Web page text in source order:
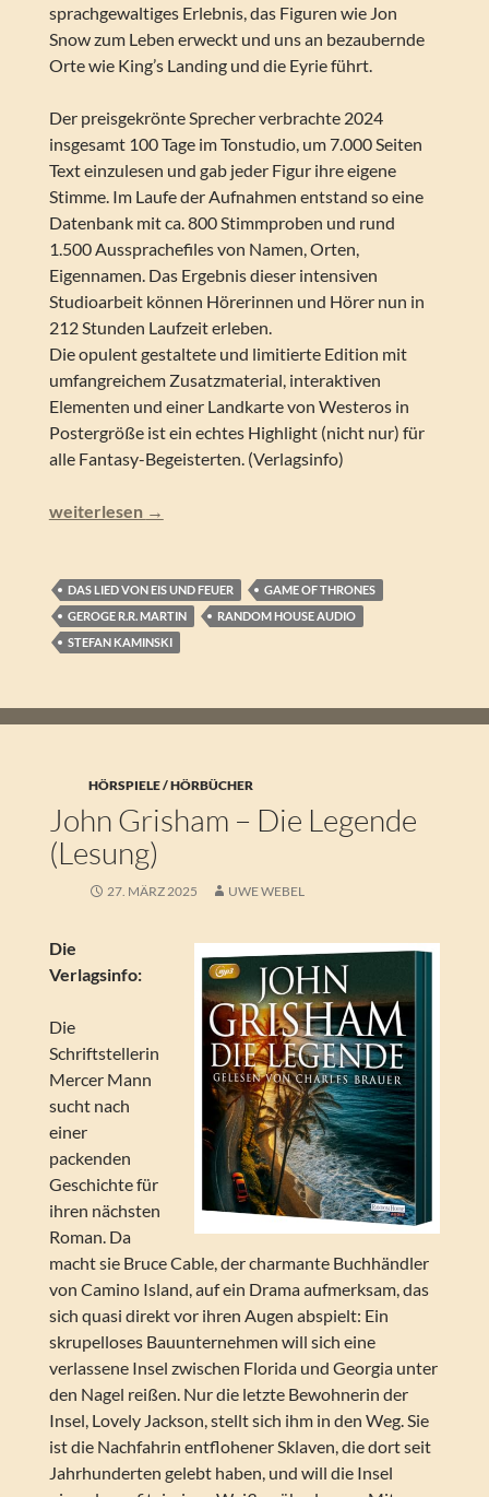
sprachgewaltiges Erlebnis, das Figuren wie Jon
Snow zum Leben erweckt und uns an bezaubernde
Orte wie King’s Landing und die Eyrie führt.
Der preisgekrönte Sprecher verbrachte 2024
insgesamt 100 Tage im Tonstudio, um 7.000 Seiten
Text einzulesen und gab jeder Figur ihre eigene
Stimme. Im Laufe der Aufnahmen entstand so eine
Datenbank mit ca. 800 Stimmproben und rund
1.500 Aussprachefiles von Namen, Orten,
Eigennamen. Das Ergebnis dieser intensiven
Studioarbeit können Hörerinnen und Hörer nun in
212 Stunden Laufzeit erleben.
Die opulent gestaltete und limitierte Edition mit
umfangreichem Zusatzmaterial, interaktiven
Elementen und einer Landkarte von Westeros in
Postergröße ist ein echtes Highlight (nicht nur) für
alle Fantasy-Begeisterten. (Verlagsinfo)
Interview mit Stefan Kaminski zu seinem Hörbuch „DAS
weiterlesen →
DAS LIED VON EIS UND FEUER
GAME OF THRONES
GEROGE R.R. MARTIN
RANDOM HOUSE AUDIO
STEFAN KAMINSKI
HÖRSPIELE / HÖRBÜCHER
John Grisham – Die Legende
(Lesung)
27. MÄRZ 2025 UWE WEBEL
Die
Verlagsinfo:
Die
Schriftstellerin
Mercer Mann
sucht nach
einer
packenden
Geschichte für
ihren nächsten
Roman. Da
macht sie Bruce Cable, der charmante Buchhändler
von Camino Island, auf ein Drama aufmerksam, das
sich quasi direkt vor ihren Augen abspielt: Ein
skrupelloses Bauunternehmen will sich eine
verlassene Insel zwischen Florida und Georgia unter
den Nagel reißen. Nur die letzte Bewohnerin der
Insel, Lovely Jackson, stellt sich ihm in den Weg. Sie
ist die Nachfahrin entflohener Sklaven, die dort seit
Jahrhunderten gelebt haben, und will die Insel